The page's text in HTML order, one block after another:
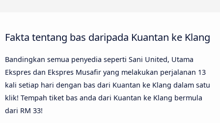
Fakta tentang bas daripada Kuantan ke Klang
Bandingkan semua penyedia seperti Sani United, Utama
Ekspres dan Ekspres Musafir yang melakukan perjalanan 13
kali setiap hari dengan bas dari Kuantan ke Klang dalam satu
klik! Tempah tiket bas anda dari Kuantan ke Klang bermula
dari RM 33!